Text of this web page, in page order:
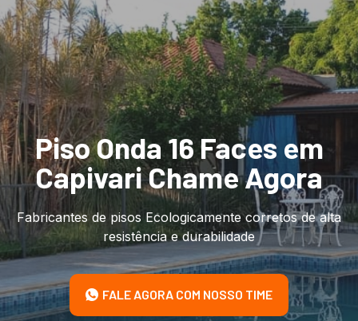
Piso Onda 16 Faces em
Capivari Chame Agora
Fabricantes de pisos Ecologicamente corretos de alta
resistência e durabilidade
FALE AGORA COM NOSSO TIME